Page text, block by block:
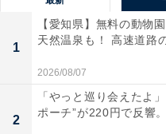
1
【愛知県】無料の動物
天然温泉も！ 高速道路
2026/08/07
2
「やっと巡り会えたよ
ポーチ”が220円で反響